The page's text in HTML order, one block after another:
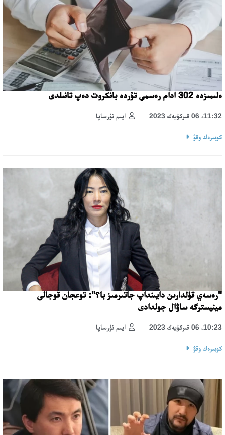
ەلىمىزدە 302 ادام رەسمي تۇردە بانكروت دەپ تانىلدى
ايىم نۇرساپا 11:32، 06 قىركۇيەك 2023
كوبىرەك وقۋ
"رەسەي قۇلدارىن دايىنداپ جاتىرمىز با؟": توعجان قوجالى
مينيسترگە ساۋال جولدادى
ايىم نۇرساپا 10:23، 06 قىركۇيەك 2023
كوبىرەك وقۋ